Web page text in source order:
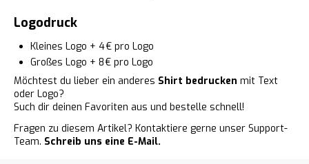
Logodruck
Kleines Logo + 4 € pro Logo
Großes Logo + 8 € pro Logo
Möchtest du lieber ein anderes Shirt bedrucken mit Text
oder Logo?
Such dir deinen Favoriten aus und bestelle schnell!
Fragen zu diesem Artikel? Kontaktiere gerne unser Support-
Team. Schreib uns eine E-Mail.